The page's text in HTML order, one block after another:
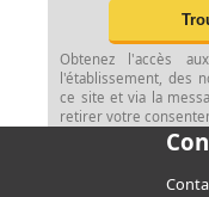
Obtenez l'accès
l'établissement, des
ce site et via la
retirer votre